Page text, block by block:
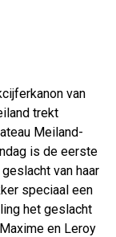
van
trekt
Meiland-
is de eerste
van haar
speciaal een
het geslacht
en Leroy